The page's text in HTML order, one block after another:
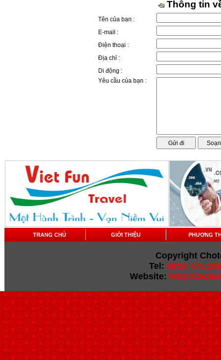
Thông tin
Tên của bạn :
E-mail :
Điện thoại :
Địa chỉ :
Di động :
Yêu cầu của bạn :
TRANG CHỦ GIỚI THIỆU PHƯƠNG
Copyright
Tel: 0919.479.289
Website: http://